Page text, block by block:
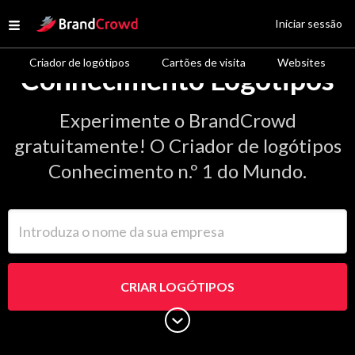
Open menu
Site Logo
Criador de logótipos Cartões de visita Websites
Iniciar sessão
Conhecimento Logótipos
Experimente o BrandCrowd
gratuitamente! O Criador de logótipos
Conhecimento n.º 1 do Mundo.
CRIAR LOGÓTIPOS